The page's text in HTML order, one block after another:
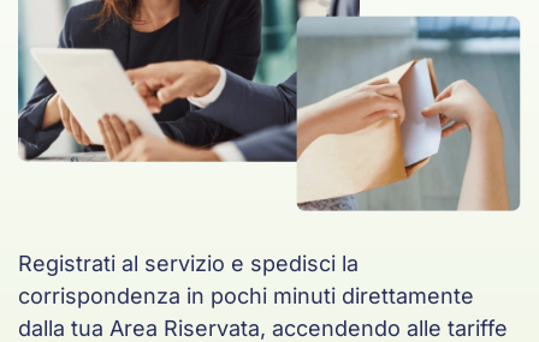
Registrati al servizio e spedisci la
corrispondenza in pochi minuti direttamente
dalla tua Area Riservata, accendendo alle tariffe